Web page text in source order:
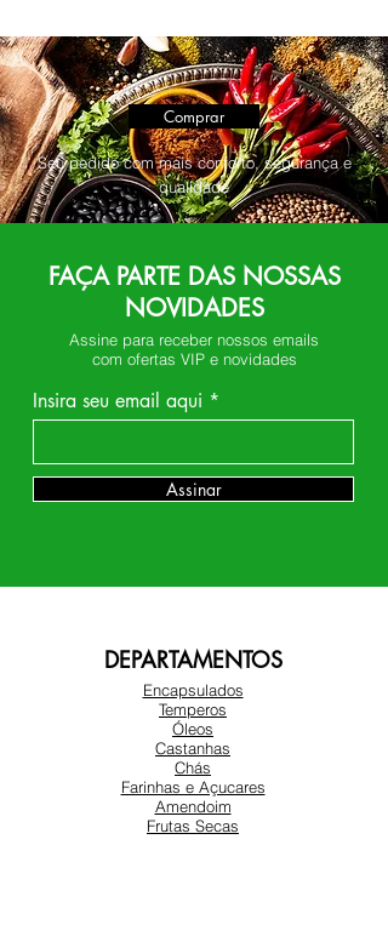
Comprar
Seu pedido com mais conforto, segurança e
qualidade
FAÇA PARTE DAS NOSSAS
NOVIDADES
Assine para receber nossos emails
com ofertas VIP e novidades
Insira seu email aqui
Assinar
DEPARTAMENTOS
Encapsulados
Temperos
Óleos
Castanhas
Chás
Farinhas e Açucares
Amendoim
Frutas Secas